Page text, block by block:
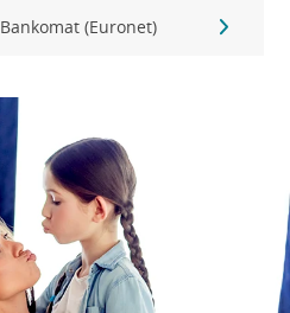
Bankomat (Euronet)